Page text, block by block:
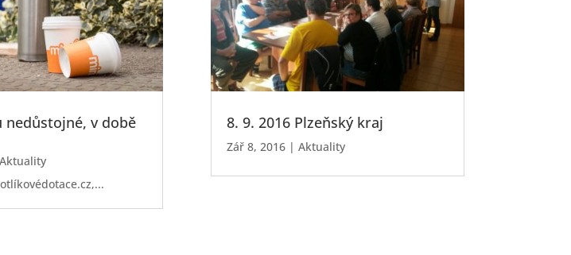
nedůstojné, v době
Aktuality
8. 9. 2016 Plzeňský kraj
Zář 8, 2016| Aktuality